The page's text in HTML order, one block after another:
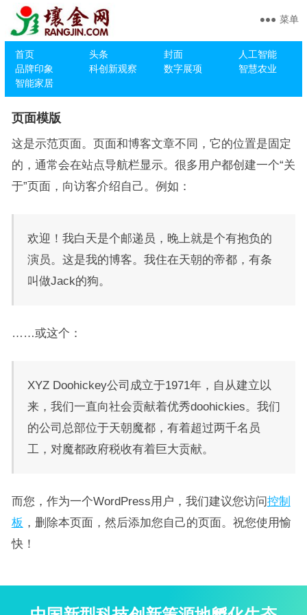
首页 头条 封面
人工智能
品牌印象
科创新观察 数字展项
智慧农业
智能家居
菜单
页面模版
这是示范页面。页面和博客文章不同，它的位置是固定
的，通常会在站点导航栏显示。很多用户都创建一个“关
于”页面，向访客介绍自己。例如：
欢迎！我白天是个邮递员，晚上就是个有抱负的
演员。这是我的博客。我住在天朝的帝都，有条
叫做Jack的狗。
……或这个：
XYZ Doohickey公司成立于1971年，自从建立以
来，我们一直向社会贡献着优秀doohickies。我们
的公司总部位于天朝魔都，有着超过两千名员
工，对魔都政府税收有着巨大贡献。
而您，作为一个WordPress用户，我们建议您访问控制
板 ，删除本页面，然后添加您自己的页面。祝您使用愉
快！